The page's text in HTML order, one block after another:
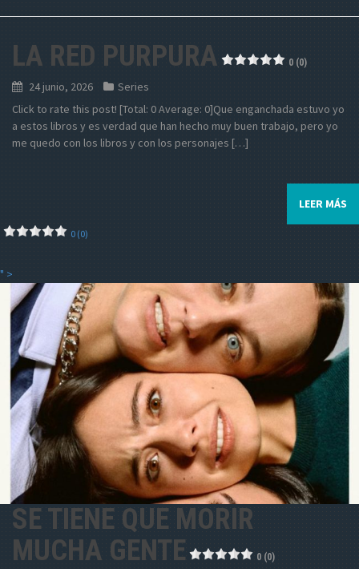
LA RED PURPURA 0 (0)
24 junio, 2026
Series
Click to rate this post! [Total: 0 Average: 0]Que enganchada estuvo yo
a estos libros y es verdad que han hecho muy buen trabajo, pero yo
me quedo con los libros y con los personajes […]
LEER MÁS
0 (0)
" >
SE TIENE QUE MORIR
MUCHA GENTE
0 (0)